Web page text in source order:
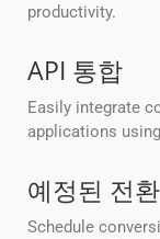
productivity.
API 통합
Easily integrate
applications
예정된 전환
Schedule